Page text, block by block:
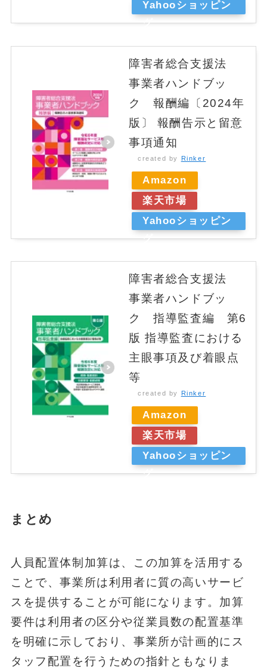
Yahooショッピン
グ
障害者総合支援法
事業者ハンドブッ
ク 報酬編〔2024年
版〕 報酬告示と留意
事項通知
created by Rinker
Amazon
楽天市場
Yahooショッピン
グ
障害者総合支援法
事業者ハンドブッ
ク 指導監査編 第6
版 指導監査における
主眼事項及び着眼点
等
created by Rinker
Amazon
楽天市場
Yahooショッピン
グ
まとめ
人員配置体制加算は、この加算を活用する
ことで、事業所は利用者に質の高いサービ
スを提供することが可能になります。加算
要件は利用者の区分や従業員数の配置基準
を明確に示しており、事業所が計画的にス
タッフ配置を行うための指針ともなりま